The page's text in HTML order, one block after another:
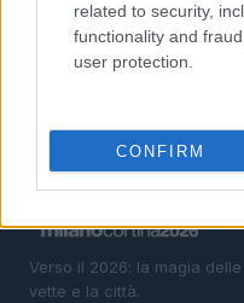
related to security,
functionality and
user protection.
CONFIRM
Sci alpinismo
i rischi
Verso il 2026: la magia
vette e la città.